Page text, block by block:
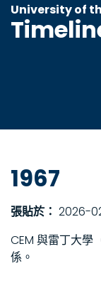
University of
1967
張貼於： 2026-
CEM 與雷丁大
係。